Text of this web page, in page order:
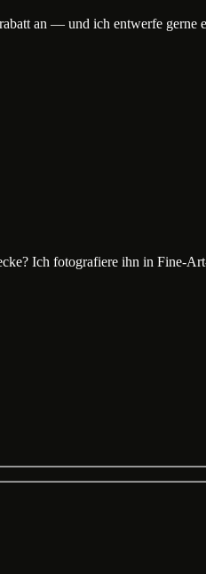
an — und ich entwerfe gerne
Ich fotografiere ihn in Fine-